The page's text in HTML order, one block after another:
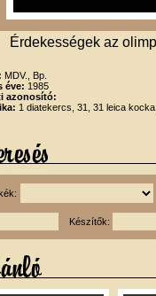
Érdekességek az
MDV., Bp.
éve: 1985
azonosító:
1 diatekercs, 31, 31 leica
Készítők: